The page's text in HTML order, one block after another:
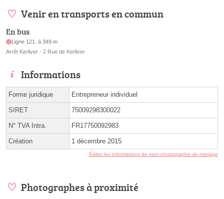
Venir en transports en commun
En bus
Ligne 121, à 349 m
Arrêt Kerliver - 2 Rue de Kerliver
Informations
Forme juridique Entrepreneur individuel
SIRET 75009298300022
N° TVA Intra. FR17750092983
Création 1 décembre 2015
Éditer les informations de mon photographe de mariage
Photographes à proximité